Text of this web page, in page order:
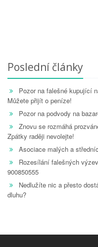
Poslední články
Pozor na falešné kupující
Můžete přijít o peníze!
Pozor na podvody na
Znovu se rozmáhá
Zpátky raději nevolejte!
Asociace malých a
Rozesílání falešných
900850555
Nedlužíte nic a přesto
dluhu?